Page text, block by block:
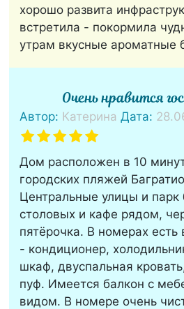
хорошо развита
встретила - покормила
утрам вкусные ароматные
Очень нравится
Автор: Катерина Дата:
Дом расположен в 10
городских пляжей
Центральные улицы и парк
столовых и кафе рядом,
пятёрочка. В номерах есть
- кондиционер,
шкаф, двуспальная
пуф. Имеется балкон с
видом. В номере очень